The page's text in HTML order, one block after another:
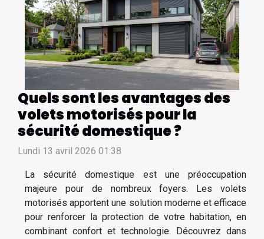
Quels sont les avantages des
volets motorisés pour la
sécurité domestique ?
Lundi 13 avril 2026 01:38
La sécurité domestique est une préoccupation
majeure pour de nombreux foyers. Les volets
motorisés apportent une solution moderne et efficace
pour renforcer la protection de votre habitation, en
combinant confort et technologie. Découvrez dans